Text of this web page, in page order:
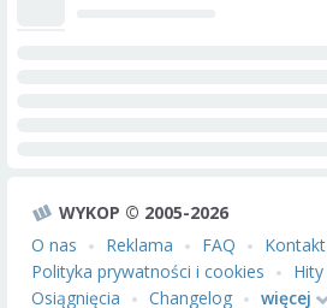
WYKOP © 2005-2026
O nas
Reklama FAQ Kontakt
Polityka prywatności i cookies
Hity
Osiągnięcia
Changelog więcej